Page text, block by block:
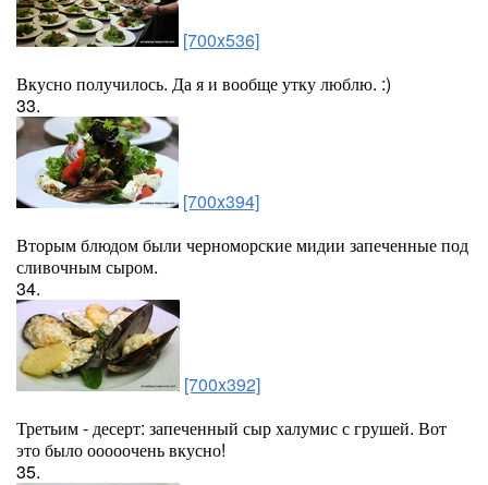
[700x536]
Вкусно получилось. Да я и вообще утку люблю. :)
33.
[700x394]
Вторым блюдом были черноморские мидии запеченные под
сливочным сыром.
34.
[700x392]
Третьим - десерт: запеченный сыр халумис с грушей. Вот
это было ооооочень вкусно!
35.